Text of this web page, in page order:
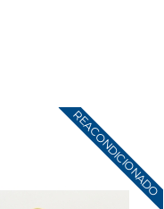
REACONDICIONADO